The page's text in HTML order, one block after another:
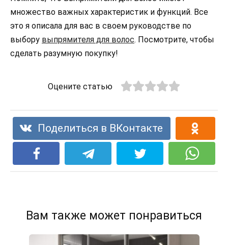
множество важных характеристик и функций. Все
это я описала для вас в своем руководстве по
выбору выпрямителя для волос. Посмотрите, чтобы
сделать разумную покупку!
Оцените статью
Поделиться в ВКонтакте
Вам также может понравиться